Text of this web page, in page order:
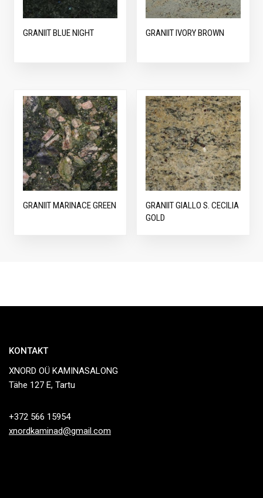
GRANIIT BLUE NIGHT GRANIIT IVORY BROWN
GRANIIT MARINACE GREEN
GRANIIT GIALLO S. CECILIA
GOLD
KONTAKT
XNORD OÜ KAMINASALONG
Tähe 127 E, Tartu
+372 566 15954
xnordkaminad@gmail.com